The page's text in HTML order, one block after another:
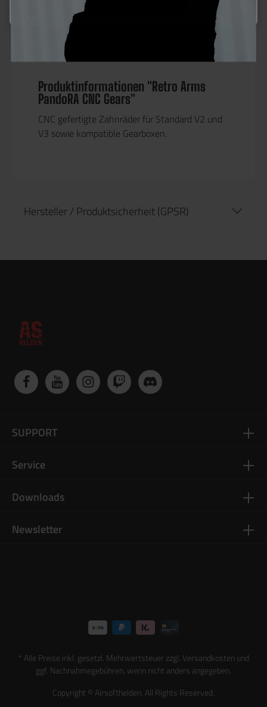
Beschreibung
Produktinformationen "Retro Arms
PandoRA CNC Gears"
CNC gefertigte Zahnräder für Standard V2 und
V3 sowie kompatible Gearboxen.
Hersteller / Produktsicherheit (GPSR)
Newsletter
SUPPORT
Service
Downloads
Copyright © Airsofthelden. All Rights Reserved.
* Alle Preise inkl. gesetzl. Mehrwertsteuer zzgl. Versandkostenund
ggf. Nachnahmegebühren, wenn nicht anders angegeben.